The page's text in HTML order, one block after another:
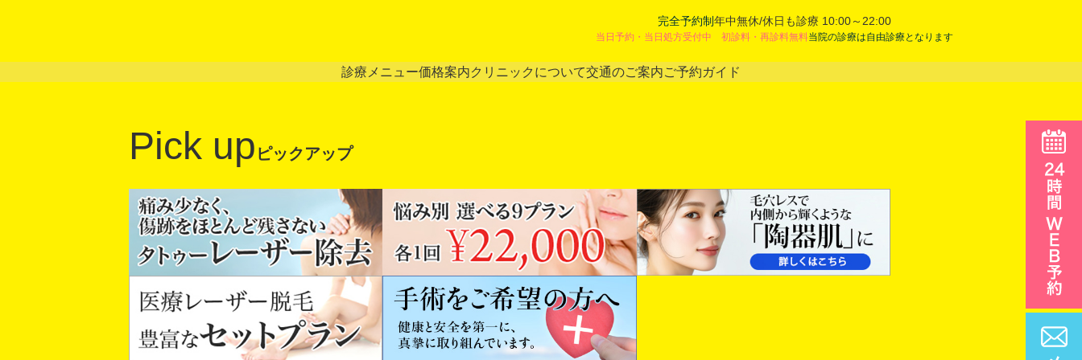
完全予約制年中無休/休日も診療 10:00～22:00
当日予約・当日処方受付中 初診料・再診料無料当院の診療は自由診療となります
診療メニュー価格案内クリニックについて交通のご案内ご予約ガイド
Pick up ピックアップ